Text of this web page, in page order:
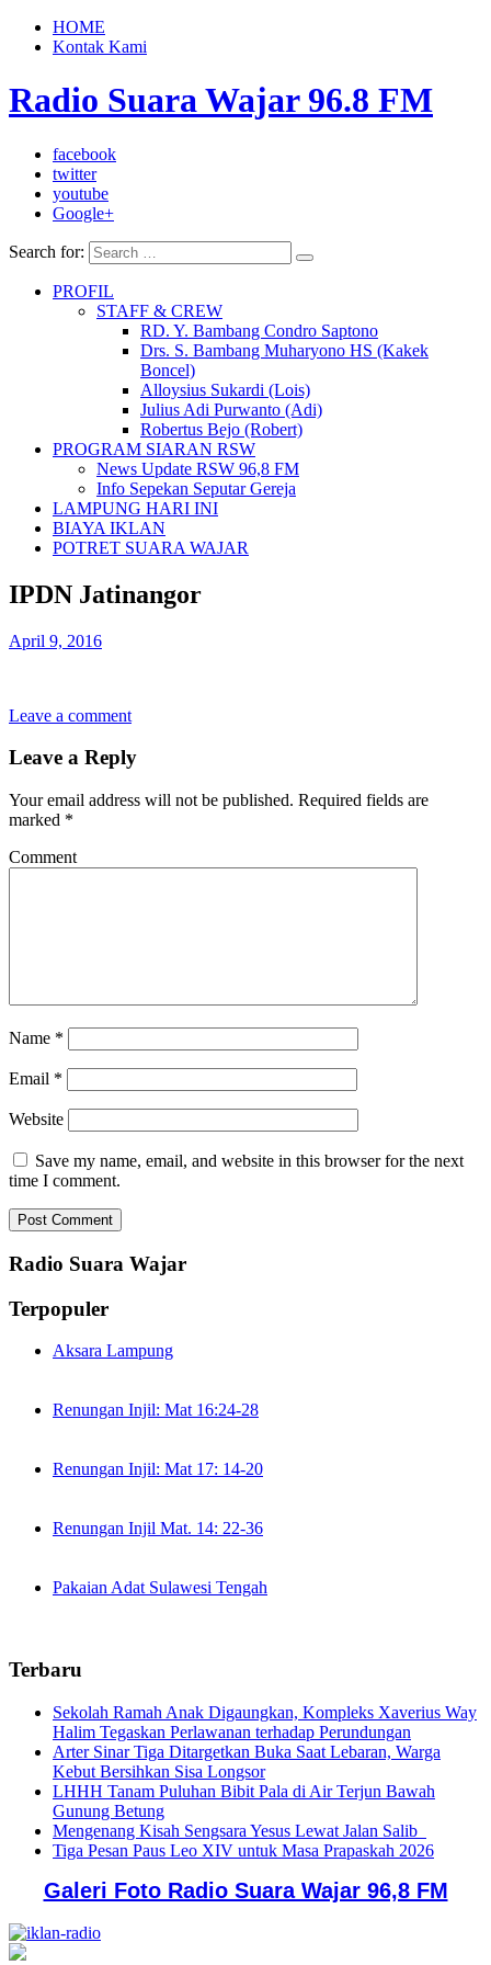
HOME
Kontak Kami
Radio Suara Wajar 96.8 FM
facebook
twitter
youtube
Google+
Search for:
PROFIL
STAFF & CREW
RD. Y. Bambang Condro Saptono
Drs. S. Bambang Muharyono HS (Kakek
Boncel)
Alloysius Sukardi (Lois)
Julius Adi Purwanto (Adi)
Robertus Bejo (Robert)
PROGRAM SIARAN RSW
News Update RSW 96,8 FM
Info Sepekan Seputar Gereja
LAMPUNG HARI INI
BIAYA IKLAN
POTRET SUARA WAJAR
IPDN Jatinangor
April 9, 2016
Leave a comment
Leave a Reply
Your email address will not be published. Required fields are
marked *
Comment
Name *
Email *
Website
Save my name, email, and website in this browser for the next
time I comment.
Radio Suara Wajar
Terpopuler
Aksara Lampung
Renungan Injil: Mat 16:24-28
Renungan Injil: Mat 17: 14-20
Renungan Injil Mat. 14: 22-36
Pakaian Adat Sulawesi Tengah
Terbaru
Sekolah Ramah Anak Digaungkan, Kompleks Xaverius Way
Halim Tegaskan Perlawanan terhadap Perundungan
Arter Sinar Tiga Ditargetkan Buka Saat Lebaran, Warga
Kebut Bersihkan Sisa Longsor
LHHH Tanam Puluhan Bibit Pala di Air Terjun Bawah
Gunung Betung
Mengenang Kisah Sengsara Yesus Lewat Jalan Salib
Tiga Pesan Paus Leo XIV untuk Masa Prapaskah 2026
Galeri Foto Radio Suara Wajar 96,8 FM